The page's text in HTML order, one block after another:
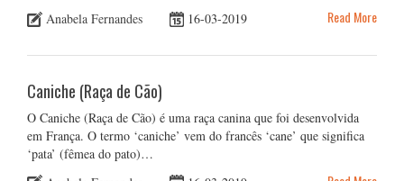
Anabela Fernandes
16-03-2019 Read More
Caniche (Raça de Cão)
O Caniche (Raça de Cão) é uma raça canina que foi desenvolvida
em França. O termo ‘caniche’ vem do francês ‘cane’ que significa
‘pata’ (fêmea do pato)…